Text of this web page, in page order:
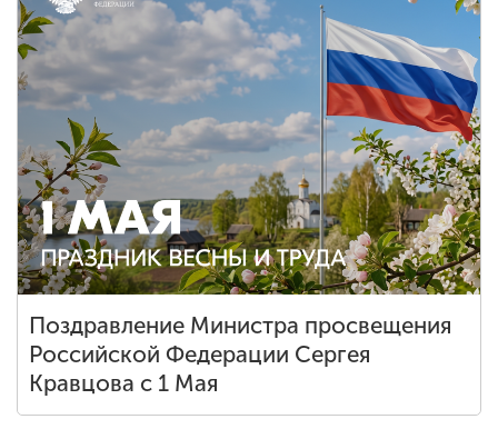
Поздравление Министра просвещения
Российской Федерации Сергея
Кравцова с 1 Мая